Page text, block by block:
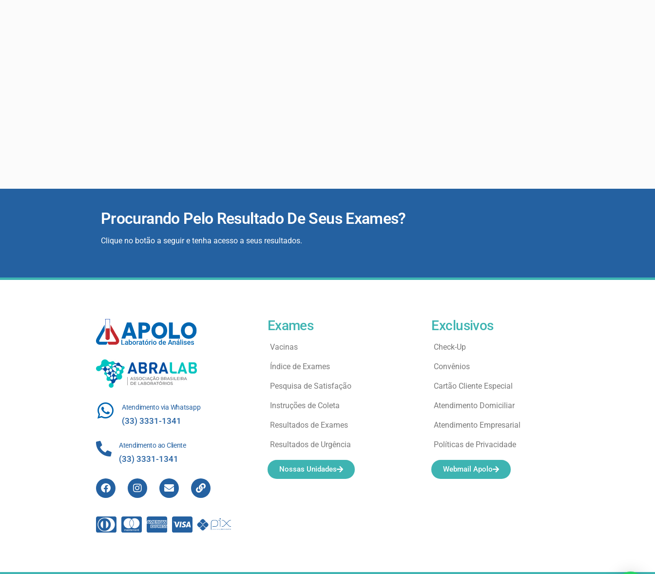
Procurando Pelo Resultado De Seus Exames?
Clique no botão a seguir e tenha acesso a seus resultados.
Atendimento via Whatsapp
(33) 3331-1341
Atendimento ao Cliente
(33) 3331-1341
Exames
Vacinas
Índice de Exames
Pesquisa de Satisfação
Instruções de Coleta
Resultados de Exames
Resultados de Urgência
Nossas Unidades
Exclusivos
Check-Up
Convênios
Cartão Cliente Especial
Atendimento Domiciliar
Atendimento Empresarial
Políticas de Privacidade
Webmail Apolo